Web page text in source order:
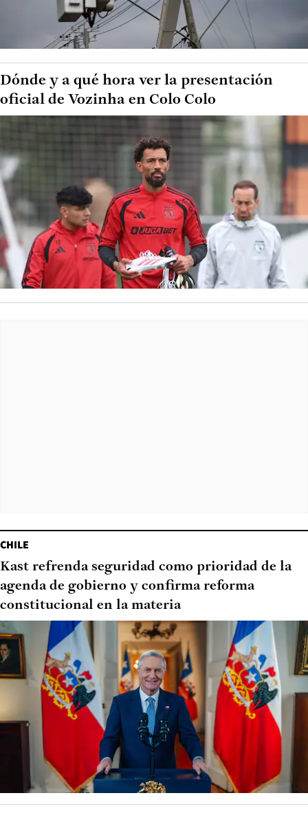
Dónde y a qué hora ver la presentación
oficial de Vozinha en Colo Colo
CHILE
Kast refrenda seguridad como prioridad de la
agenda de gobierno y confirma reforma
constitucional en la materia